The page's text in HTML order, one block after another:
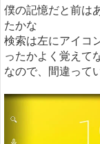
僕の記憶だと前は
たかな
検索は左にアイコ
ったかよく覚えて
なので、間違って